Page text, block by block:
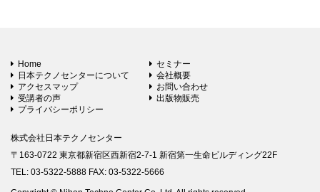
Home
セミナー
日本テクノセンターについて
会社概要
アクセスマップ
お問い合わせ
受講者の声
出版物販売
プライバシーポリシー
株式会社日本テクノセンター
〒163-0722 東京都新宿区西新宿2-7-1 新宿第一生命ビルディング22F
TEL: 03-5322-5888 FAX: 03-5322-5666